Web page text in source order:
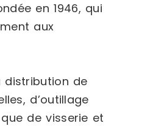
en 1946, qui
aux
distribution de
d’outillage
de visserie et